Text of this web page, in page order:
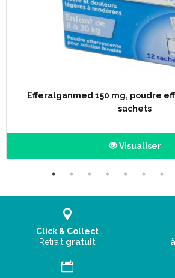
Efferalganmed 150 mg, poudre
sachets
Visualiser
Click & Collect
Retrait gratuit